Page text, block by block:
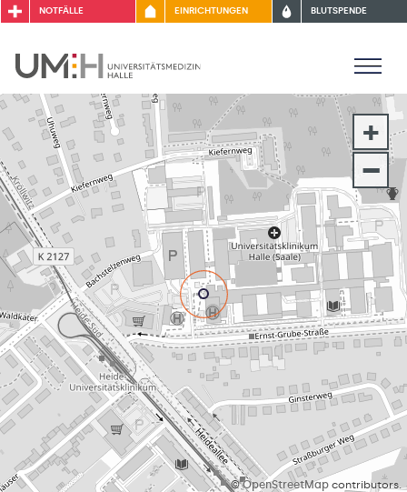
NOTFÄLLE EINRICHTUNGEN BLUTSPENDE
+
–
©OpenStreetMap contributors.